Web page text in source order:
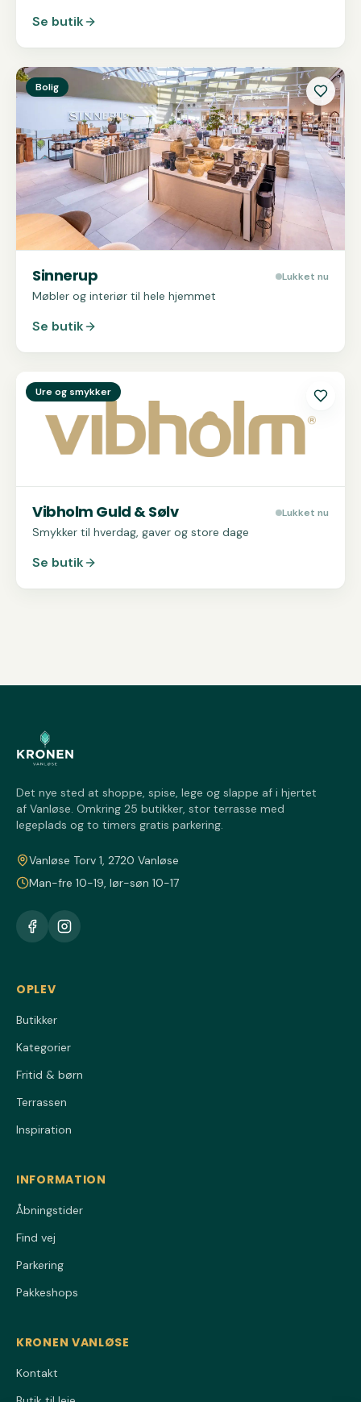
Se butik
SeSinnerup
Bolig
Sinnerup Lukket nu
Møbler og interiør til hele hjemmet
Se butik
SeVibholm Guld & Sølv
Ure og smykker
Vibholm Guld & Sølv Lukket nu
Smykker til hverdag, gaver og store dage
Se butik
Det nye sted at shoppe, spise, lege og slappe af i hjertet
af Vanløse. Omkring 25 butikker, stor terrasse med
legeplads og to timers gratis parkering.
Vanløse Torv 1, 2720 Vanløse
Man-fre 10-19, lør-søn 10-17
OPLEV
Butikker
Kategorier
Fritid & børn
Terrassen
Inspiration
INFORMATION
Åbningstider
Find vej
Parkering
Pakkeshops
KRONEN VANLØSE
Kontakt